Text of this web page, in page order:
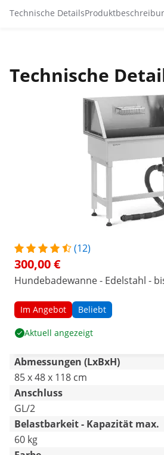
Technische Details
Technische
(12)
300,00 €
Hundebadewanne - Edelstahl -
Im Angebot Beliebt
Aktuell angezeigt
Abmessungen (LxBxH)
85 x 48 x 118 cm
Anschluss
GL/2
Belastbarkeit - Kapazität max.
60 kg